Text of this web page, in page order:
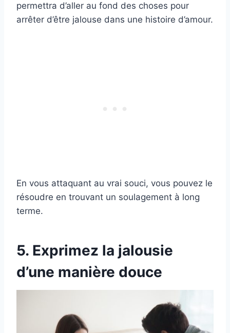
permettra d’aller au fond des choses pour
arrêter d’être jalouse dans une histoire d’amour.
En vous attaquant au vrai souci, vous pouvez le
résoudre en trouvant un soulagement à long
terme.
5. Exprimez la jalousie
d’une manière douce